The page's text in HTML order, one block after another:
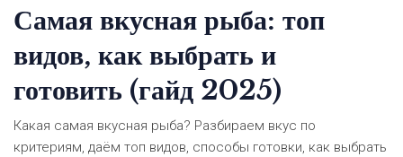
Самая вкусная рыба: топ
видов, как выбрать и
готовить (гайд 2025)
Какая самая вкусная рыба? Разбираем вкус по
критериям, даём топ видов, способы готовки, как выбрать